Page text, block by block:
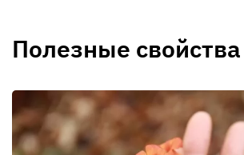
Полезные свойства